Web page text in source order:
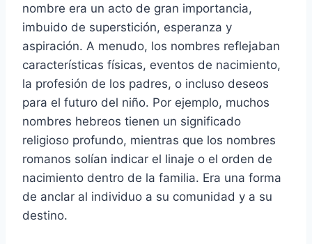
nombre era un acto de gran importancia,
imbuido de superstición, esperanza y
aspiración. A menudo, los nombres reflejaban
características físicas, eventos de nacimiento,
la profesión de los padres, o incluso deseos
para el futuro del niño. Por ejemplo, muchos
nombres hebreos tienen un significado
religioso profundo, mientras que los nombres
romanos solían indicar el linaje o el orden de
nacimiento dentro de la familia. Era una forma
de anclar al individuo a su comunidad y a su
destino.